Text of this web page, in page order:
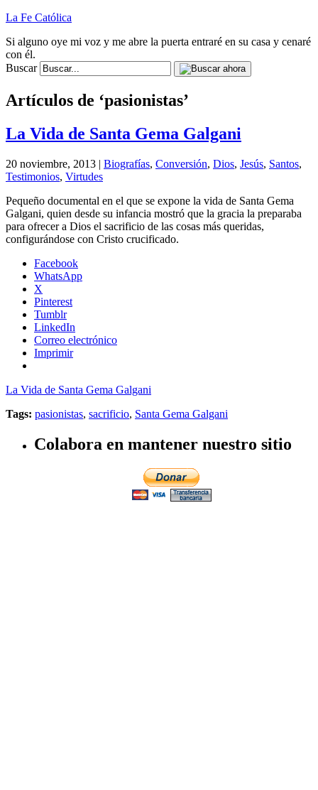
La Fe Católica
Si alguno oye mi voz y me abre la puerta entraré en su casa y cenaré
con él.
Buscar
Artículos de ‘pasionistas’
La Vida de Santa Gema Galgani
20 noviembre, 2013 | Biografías, Conversión, Dios, Jesús, Santos,
Testimonios, Virtudes
Pequeño documental en el que se expone la vida de Santa Gema
Galgani, quien desde su infancia mostró que la gracia la preparaba
para ofrecer a Dios el sacrificio de las cosas más queridas,
configurándose con Cristo crucificado.
Facebook
WhatsApp
X
Pinterest
Tumblr
LinkedIn
Correo electrónico
Imprimir
La Vida de Santa Gema Galgani
Tags: pasionistas, sacrificio, Santa Gema Galgani
Colabora en mantener nuestro sitio